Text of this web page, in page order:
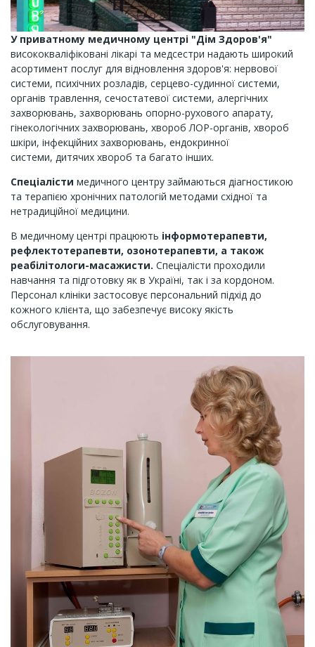
У приватному медичному центрі "Дім Здоров'я"
висококваліфіковані лікарі та медсестри надають широкий
асортимент послуг для відновлення здоров'я: нервової
системи, психічних розладів, серцево-судинної системи,
органів травлення, сечостатевої системи, алергічних
захворювань, захворювань опорно-рухового апарату,
гінекологічних захворювань, хвороб ЛОР-органів, хвороб
шкіри, інфекційних захворювань, ендокринної
системи, дитячих хвороб та багато інших.
Спеціалісти медичного центру займаються діагностикою
та терапією хронічних патологій методами східної та
нетрадиційної медицини.
В медичному центрі працюють інформотерапевти,
рефлектотерапевти, озонотерапевти, а також
реабілітологи-масажисти. Спеціалісти проходили
навчання та підготовку як в Україні, так і за кордоном.
Персонал клініки застосовує персональний підхід до
кожного клієнта, що забезпечує високу якість
обслуговування.